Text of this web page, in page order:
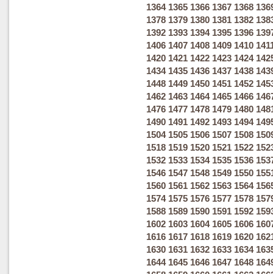
1364 1365 1366 1367 1368
1378 1379 1380 1381 1382
1392 1393 1394 1395 1396
1406 1407 1408 1409 1410
1420 1421 1422 1423 1424
1434 1435 1436 1437 1438
1448 1449 1450 1451 1452
1462 1463 1464 1465 1466
1476 1477 1478 1479 1480
1490 1491 1492 1493 1494
1504 1505 1506 1507 1508
1518 1519 1520 1521 1522
1532 1533 1534 1535 1536
1546 1547 1548 1549 1550
1560 1561 1562 1563 1564
1574 1575 1576 1577 1578
1588 1589 1590 1591 1592
1602 1603 1604 1605 1606
1616 1617 1618 1619 1620
1630 1631 1632 1633 1634
1644 1645 1646 1647 1648